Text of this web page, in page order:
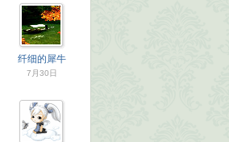
纤细的犀牛
7月30日